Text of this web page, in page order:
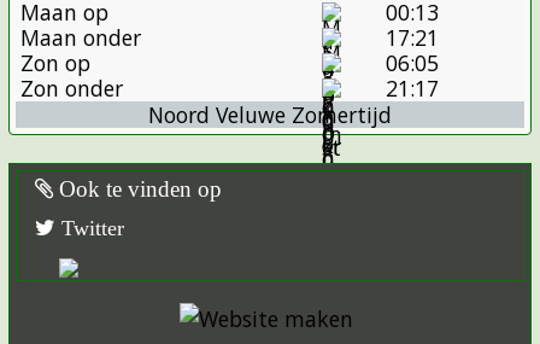
Maan op
00:13
Maan onder
17:21
Zon op
06:05
Zon onder
21:17
Noord Veluwe Zomertijd
Ook te vinden op
Twitter